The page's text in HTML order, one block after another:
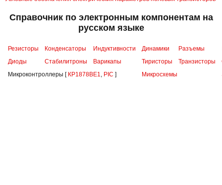
Справочник по электронным компонентам на
русском языке
Резисторы Конденсаторы Индуктивности Динамики Разъемы
Диоды
Стабилитроны Варикапы Тиристоры Транзисторы
Микроконтроллеры [ КР1878ВЕ1, PIC ] Микросхемы